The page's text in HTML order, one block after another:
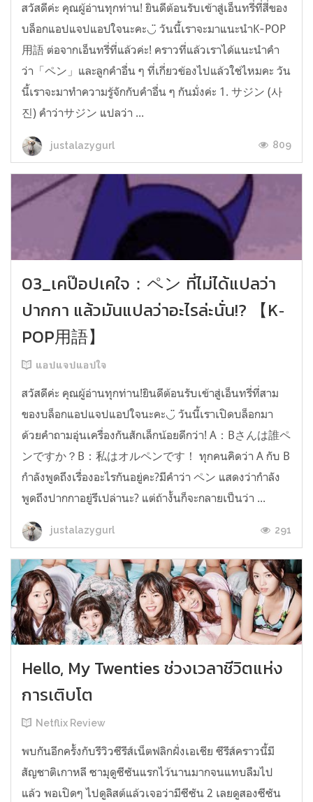
สวัสดีค่ะ คุณผู้อ่านทุกท่าน! ยินดีต้อนรับเข้าสู่เอ็นทรี่ที่สี่ของ
บล็อกแอปแจปแอปใจนะคะ◡̈ วันนี้เราจะมาแนะนำK‐POP
用語 ต่อจากเอ็นทรี่ที่แล้วค่ะ! คราวที่แล้วเราได้แนะนำคำ
ว่า「ペン」และลูกคำอื่น ๆ ที่เกี่ยวข้องไปแล้วใช่ไหมคะ วัน
นี้เราจะมาทำความรู้จักกับคำอื่น ๆ กันมั่งค่ะ 1. サジン (사
진) คำว่าサジン แปลว่า ...
justalazygurl 809
03_เคป๊อปเคใจ：ペン ที่ไม่ได้แปลว่า
ปากกา แล้วมันแปลว่าอะไรล่ะนั่น!? 【K‐
POP用語】
แอปแจปแอปใจ
สวัสดีค่ะ คุณผู้อ่านทุกท่าน!ยินดีต้อนรับเข้าสู่เอ็นทรี่ที่สาม
ของบล็อกแอปแจปแอปใจนะคะ◡̈ วันนี้เราเปิดบล็อกมา
ด้วยคำถามอุ่นเครื่องกันสักเล็กน้อยดีกว่า! A：Bさんは誰ペ
ンですか？B：私はオルペンです！ ทุกคนคิดว่า A กับ B
กำลังพูดถึงเรื่องอะไรกันอยู่คะ?มีคำว่า ペン แสดงว่ากำลัง
พูดถึงปากกาอยู่รึเปล่านะ? แต่ถ้างั้นก็จะกลายเป็นว่า ...
justalazygurl 291
Hello, My Twenties ช่วงเวลาชีวิตแห่ง
การเติบโต
Netflix Review
พบกันอีกครั้งกับรีวิวซีรีส์เน็ตฟลิกฝั่งเอเชีย ซีรีส์คราวนี้มี
สัญชาติเกาหลี ซามุดูซีซันแรกไว้นานมากจนแทบลืมไป
แล้ว พอเปิดๆ ไปดูลิสต์แล้วเจอว่ามีซีซัน 2 เลยดูสองซีซัน